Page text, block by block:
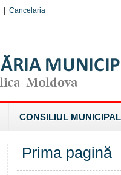
Cancelaria
CONSILIUL MUNICIPAL
Prima pagină